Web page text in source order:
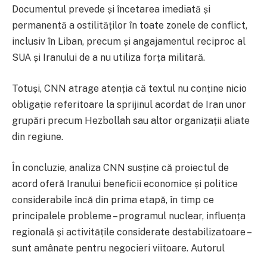
Documentul prevede și încetarea imediată și
permanentă a ostilităților în toate zonele de conflict,
inclusiv în Liban, precum și angajamentul reciproc al
SUA și Iranului de a nu utiliza forța militară.
Totuși, CNN atrage atenția că textul nu conține nicio
obligație referitoare la sprijinul acordat de Iran unor
grupări precum Hezbollah sau altor organizații aliate
din regiune.
În concluzie, analiza CNN susține că proiectul de
acord oferă Iranului beneficii economice și politice
considerabile încă din prima etapă, în timp ce
principalele probleme – programul nuclear, influența
regională și activitățile considerate destabilizatoare –
sunt amânate pentru negocieri viitoare. Autorul